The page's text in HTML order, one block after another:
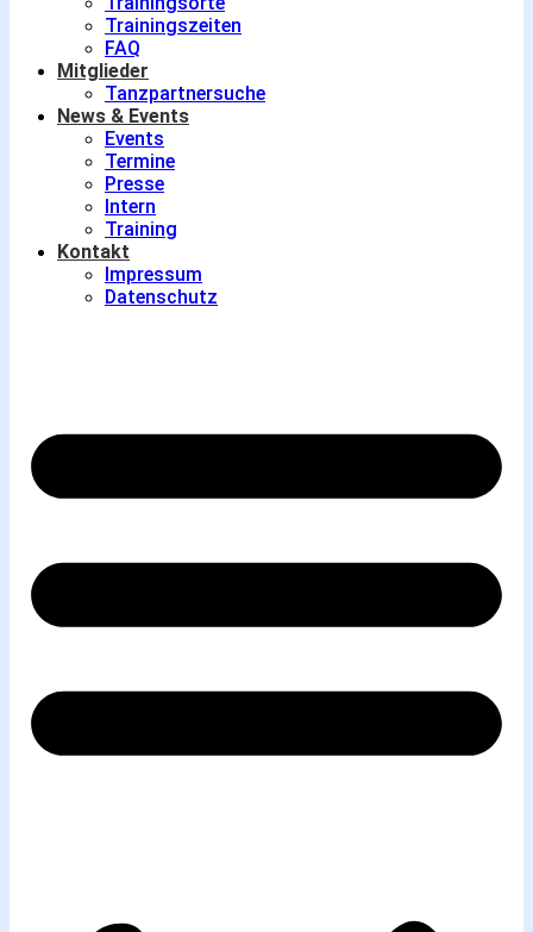
Trainingszeiten
FAQ
Mitglieder
Tanzpartnersuche
News & Events
Events
Termine
Presse
Intern
Training
Kontakt
Impressum
Datenschutz